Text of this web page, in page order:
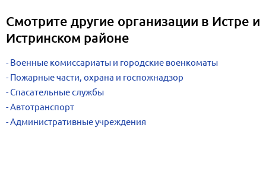
Смотрите другие организации в Истре и
Истринском районе
Военные комиссариаты и городские военкоматы
Пожарные части, охрана и госпожнадзор
Спасательные службы
Автотранспорт
Административные учреждения